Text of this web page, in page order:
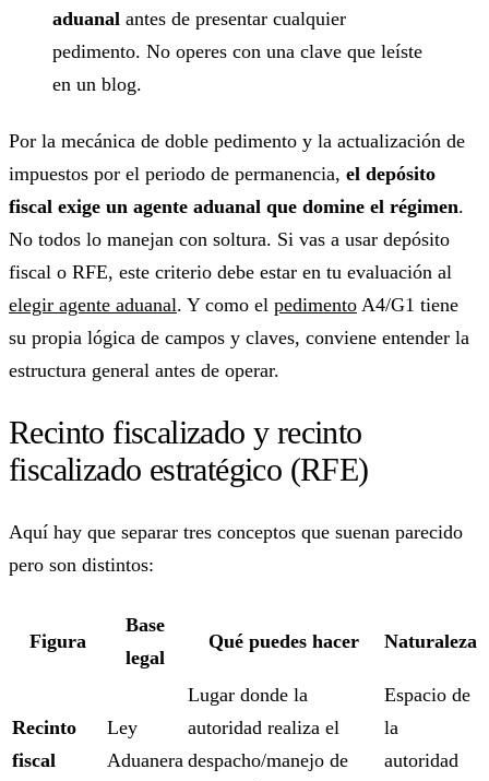
aduanal antes de presentar cualquier
pedimento. No operes con una clave que leíste
en un blog.
Por la mecánica de doble pedimento y la actualización de
impuestos por el periodo de permanencia, el depósito
fiscal exige un agente aduanal que domine el régimen.
No todos lo manejan con soltura. Si vas a usar depósito
fiscal o RFE, este criterio debe estar en tu evaluación al
elegir agente aduanal. Y como el pedimento A4/G1 tiene
su propia lógica de campos y claves, conviene entender la
estructura general antes de operar.
Recinto fiscalizado y recinto
fiscalizado estratégico (RFE)
Aquí hay que separar tres conceptos que suenan parecido
pero son distintos:
Figura
Base
legal
Qué puedes hacer Naturaleza
Recinto
fiscal
Ley
Aduanera
Lugar donde la
autoridad realiza el
despacho/manejo de
Espacio de
la
autoridad